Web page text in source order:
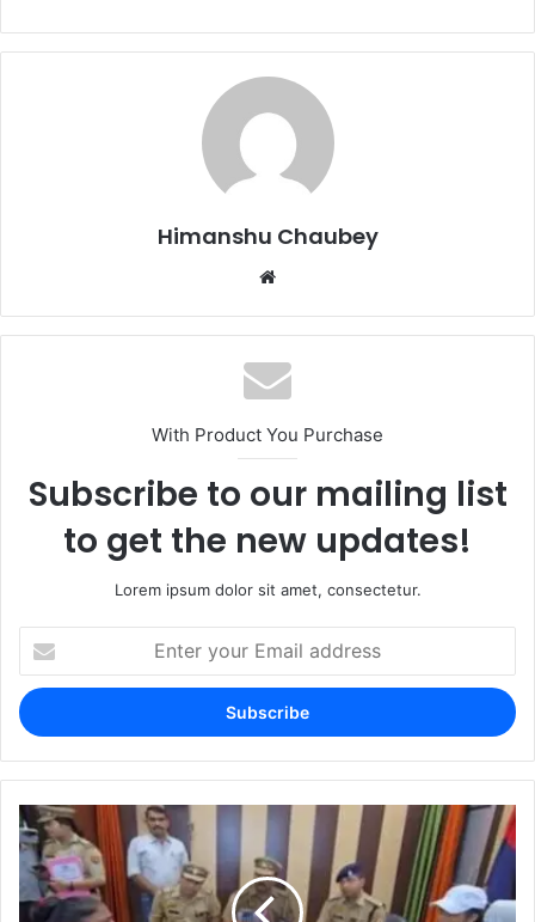
c
e
st
o
ai
l
ar
e
Himanshu Chaubey
With Product You Purchase
Subscribe to our mailing list
to get the new updates!
Lorem ipsum dolor sit amet, consectetur.